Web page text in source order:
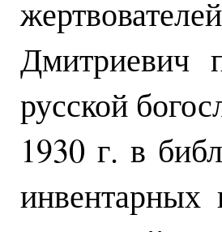
Дмитриевич
русской
1930 г. в